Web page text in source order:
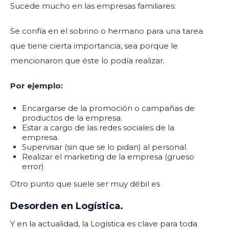
Sucede mucho en las empresas familiares:
Se confía en el sobrino o hermano para una tarea
que tiene cierta importancia, sea porque le
mencionaron que éste lo podía realizar.
Por ejemplo:
Encargarse de la promoción o campañas de
productos de la empresa.
Estar a cargo de las redes sociales de la
empresa.
Supervisar (sin que se lo pidan) al personal.
Realizar el marketing de la empresa (grueso
error)
Otro punto que suele ser muy débil es
Desorden en Logística.
Y en la actualidad, la Logística es clave para toda